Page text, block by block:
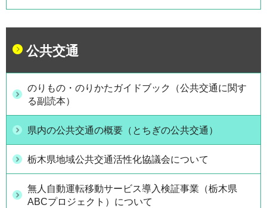
公共交通
のりもの・のりかたガイドブック（公共交通に関す
る副読本）
県内の公共交通の概要（とちぎの公共交通）
栃木県地域公共交通活性化協議会について
無人自動運転移動サービス導入検証事業（栃木県
ABCプロジェクト）について